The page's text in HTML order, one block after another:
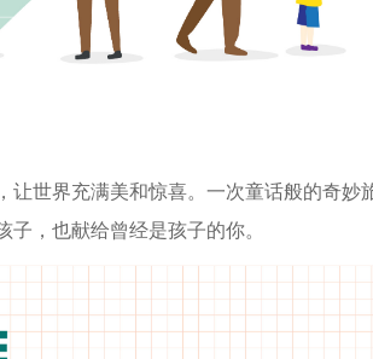
让世界充满美和惊喜。一次童话般的奇妙
，也献给曾经是孩子的你。